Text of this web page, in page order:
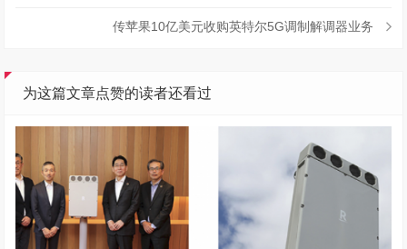
传苹果10亿美元收购英特尔5G调制解调器业务
为这篇文章点赞的读者还看过